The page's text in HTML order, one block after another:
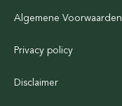
Algemene Voorwaarden
Privacy policy
Disclaimer